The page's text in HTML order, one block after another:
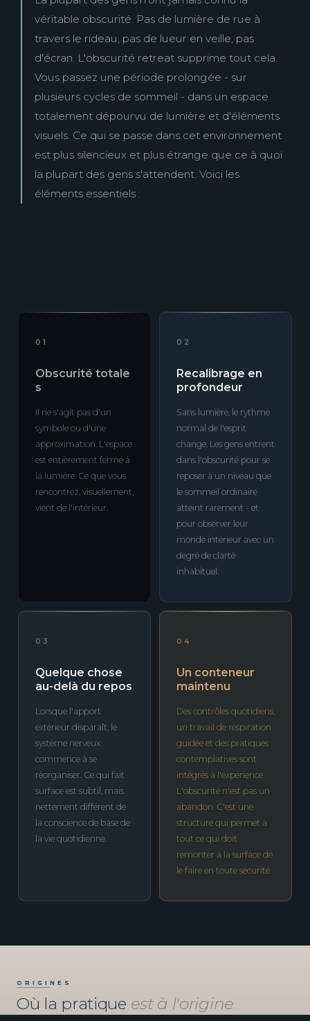
véritable obscurité. Pas de lumière de rue à
travers le rideau, pas de lueur en veille, pas
d'écran. L'obscurité retreat supprime tout cela.
Vous passez une période prolongée - sur
plusieurs cycles de sommeil - dans un espace
totalement dépourvu de lumière et d'éléments
visuels. Ce qui se passe dans cet environnement
est plus silencieux et plus étrange que ce à quoi
la plupart des gens s'attendent. Voici les
éléments essentiels :
01
Obscurité totale
s
Il ne s'agit pas d'un
symbole ou d'une
approximation. L'espace
est entièrement fermé à
la lumière. Ce que vous
rencontrez, visuellement,
vient de l'intérieur.
02
Recalibrage en
profondeur
Sans lumière, le rythme
normal de l'esprit
change. Les gens entrent
dans l'obscurité pour se
reposer à un niveau que
le sommeil ordinaire
atteint rarement - et
pour observer leur
monde intérieur avec un
degré de clarté
inhabituel.
03
Quelque chose
au-delà du repos
Lorsque l'apport
extérieur disparaît, le
système nerveux
commence à se
réorganiser. Ce qui fait
surface est subtil, mais
nettement différent de
la conscience de base de
la vie quotidienne.
04
Un conteneur
maintenu
Des contrôles quotidiens,
un travail de respiration
guidée et des pratiques
contemplatives sont
intégrés à l'expérience.
L'obscurité n'est pas un
abandon. C'est une
structure qui permet à
tout ce qui doit
remonter à la surface de
le faire en toute sécurité.
ORIGINES
Où la pratique est à l'origine